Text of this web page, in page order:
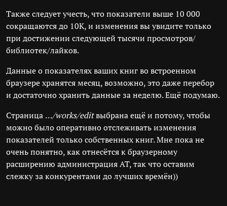
Также следует учесть, что показатели выше 10 000
сокращаются до 10К, и изменения вы увидите только
при достижении следующей тысячи просмотров/
библиотек/лайков.
Данные о показателях ваших книг во встроенном
браузере хранятся месяц, возможно, это даже перебор
и достаточно хранить данные за неделю. Ещё подумаю.
Страница …/works/editвыбрана ещё и потому, чтобы
можно было оперативно отслеживать изменения
показателей только собственных книг. Мне пока не
очень понятно, как отнесётся к браузерному
расширению администрация АТ, так что оставим
слежку за конкурентами до лучших времён))